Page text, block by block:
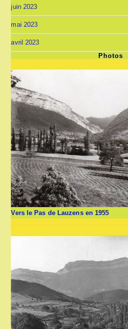
juin 2023
mai 2023
avril 2023
Photos
Vers le Pas de Lauzens en 1955